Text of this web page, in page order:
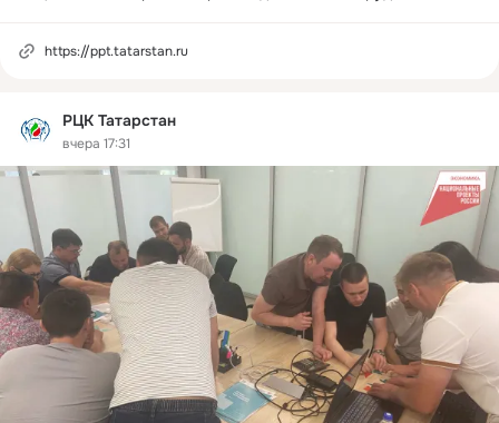
РЦК Татарстан
вчера 17:31
https://ppt.tatarstan.ru